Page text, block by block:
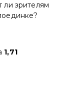
ли зрителям
1,71